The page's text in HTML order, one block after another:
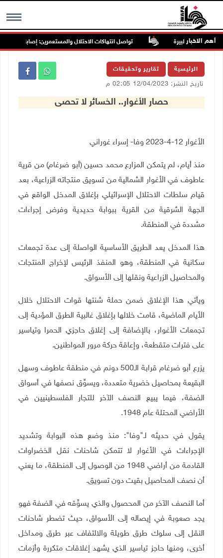
MENU أهم الاخبار تواصل انتهاكات الاحتلال والمستعمرين: إصابات واعتقالات
الرئيسية تقارير وتحقيقات
تاريخ النشر: 12/04/2023 02:05 م
حصار الأغوار.. الخسائر لا تحصى
الأغوار 12-4-2023 وفا- إسراء غوراني
منذ أيام، لم يتمكن المزارع محمد حسين (أبو ضرغام) من قرية
عاطوف في الأغوار الشمالية من تسويق منتجاته الزراعية، بعد
قيام سلطات الاحتلال الإسرائيلي بإغلاق المدخل الواقع في
الجهة الشرقية من القرية ببوابة حديدية وفرض إجراءات
مشددة في المنطقة.
هذا المدخل يعد الطريق الأساسية الواصلة إلى عدة تجمعات
سكانية في المنطقة، وهو المنفذ الرئيس لإخراج المنتجات
والمحاصيل الزراعية ونقلها إلى الأسواق.
ويأتي هذا الإغلاق ضمن حملة شنتها قوات الاحتلال خلال
الأيام الماضية، قامت خلالها بإغلاق غالبية الطرق المؤدية إلى
تجمعات الأغوار، بالإضافة إلى إغلاق حاجزي الحمرا وتياسير
على فترات متقطعة، وإعاقة حركة مرور المواطنين.
يزرع أبو ضرغام قرابة الـ500 دونم في منطقة عاطوف وسهل
البقيعة بمحاصيل خضرية متعددة، ويسوِّق نصفها في أسواق
الضفة، فيما يبيع النصف الآخر للتجار الفلسطينيين في
الأراضي المحتلة عام 1948
.
يقول في حديثه لـ"وفا": منذ وضع هذه البوابة وتشديد
الإجراءات في الأغوار لا تتمكن شاحنات نقل الخضراوات
القادمة من أراضي 1948 من الوصول إلى المنطقة، ما يعني
أن نصف المحاصيل بقيت دون تسويق.
أما النصف الآخر من المحصول والذي يسوِّقه في الضفة فهو
يجد صعوبة في إيصاله إلى الأسواق، حيث تضطر شاحنات
النقل إلى سلوك طرق طويلة والالتفاف عبر طرق ومداخل
أخرى، ومنها حاجز تياسير الذي يشهد إغلاقات متكررة وأزمات